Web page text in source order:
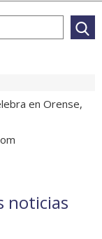
en Orense,
noticias